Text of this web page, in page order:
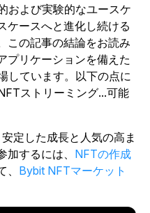
および実験的なユースケ
ケースへと進化し続ける
この記事の結論をお読み
プリケーションを備えた
しています。以下の点に
ストリーミング...可能
定した成長と人気の高ま
するには、 NFTの作成
Bybit NFTマーケット